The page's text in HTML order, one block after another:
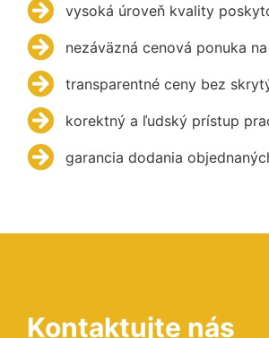
vysoká úroveň kvality
nezáväzná cenová ponuka
transparentné ceny bez
korektný a ľudský prístup
garancia dodania
Kontaktujte nás